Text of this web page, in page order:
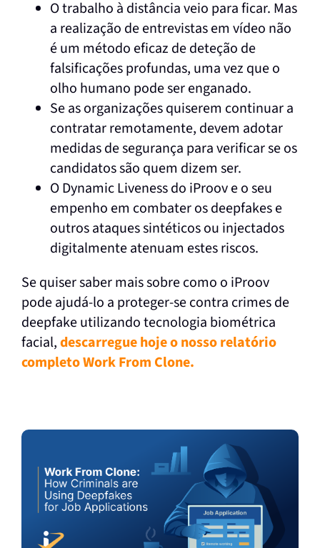
O trabalho à distância veio para ficar. Mas
a realização de entrevistas em vídeo não
é um método eficaz de deteção de
falsificações profundas, uma vez que o
olho humano pode ser enganado.
Se as organizações quiserem continuar a
contratar remotamente, devem adotar
medidas de segurança para verificar se os
candidatos são quem dizem ser.
O Dynamic Liveness do iProov e o seu
empenho em combater os deepfakes e
outros ataques sintéticos ou injectados
digitalmente atenuam estes riscos.
Se quiser saber mais sobre como o iProov
pode ajudá-lo a proteger-se contra crimes de
deepfake utilizando tecnologia biométrica
facial,descarregue hoje o nosso relatório
completo Work From Clone.